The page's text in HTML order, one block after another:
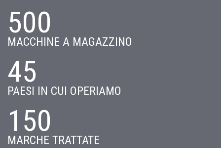
500
MACCHINE A MAGAZZINO
45
PAESI IN CUI OPERIAMO
150
MARCHE TRATTATE